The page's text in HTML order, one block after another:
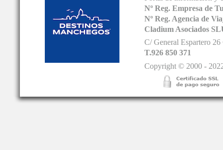
Nº Reg. Empresa de
Nº Reg. Agencia de
Cladium Asociados
C/ General Espartero
T.926 850 371
Copyright © 2000 -